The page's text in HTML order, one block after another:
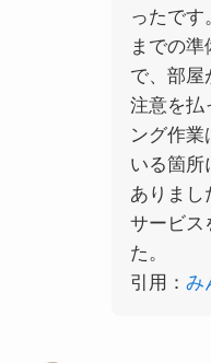
ったです
までの
で、部屋
注意を払
ング作業
いる箇所
ありまし
サービス
た。
引用： み